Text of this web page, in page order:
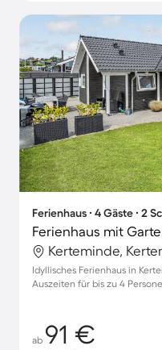
Ferienhaus ∙ 4 Gäste ∙ 2
Ferienhaus mit
Idyllisches Ferienhaus in
Auszeiten für bis zu 4
ab 91 €